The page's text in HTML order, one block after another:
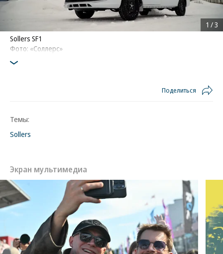
Sollers SF1
Фото: «Соллерс»
1 /3
Поделиться
Темы:
Sollers
Экран мультимедиа